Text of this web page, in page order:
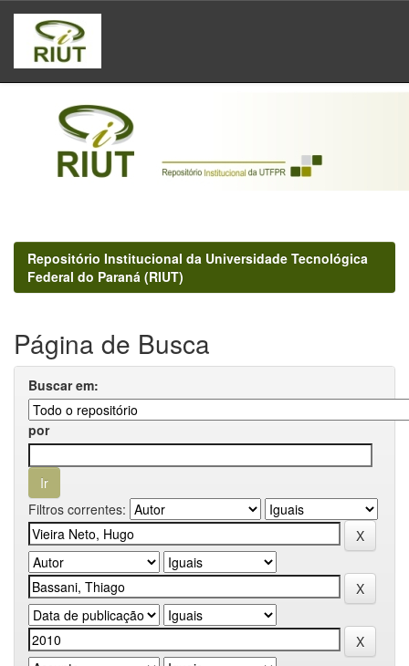
Skip
navigation
Repositório Institucional da Universidade Tecnológica
Federal do Paraná (RIUT)
Página de Busca
Buscar em:
por
Filtros correntes: